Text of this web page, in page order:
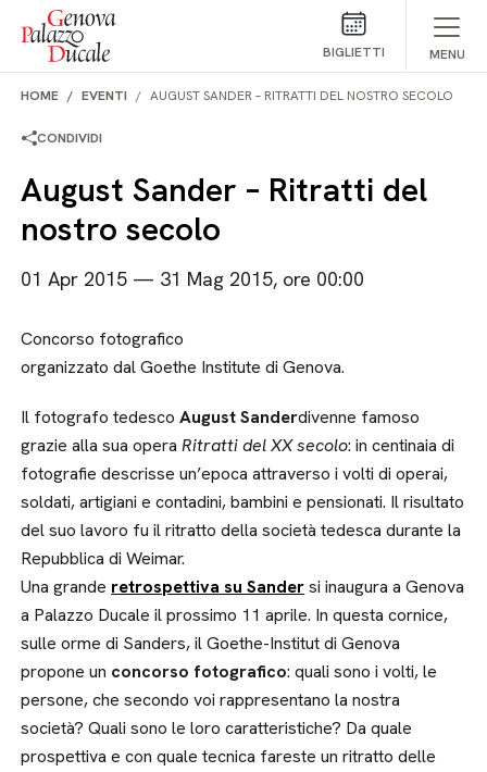
Salta al contenuto
BIGLIETTI MENU
HOME EVENTI AUGUST SANDER – RITRATTI DEL NOSTRO SECOLO
CONDIVIDI
August Sander – Ritratti del
nostro secolo
01 Apr 2015 — 31 Mag 2015, ore 00:00
Concorso fotografico
organizzato dal Goethe Institute di Genova.
Il fotografo tedescoAugust Sanderdivenne famoso
grazie alla sua operaRitratti del XX secolo: in centinaia di
fotografie descrisse un’epoca attraverso i volti di operai,
soldati, artigiani e contadini, bambini e pensionati. Il risultato
del suo lavoro fu il ritratto della società tedesca durante la
Repubblica di Weimar.
Una grande retrospettiva su Sandersi inaugura a Genova
a Palazzo Ducale il prossimo 11 aprile. In questa cornice,
sulle orme di Sanders, il Goethe-Institut di Genova
propone un concorso fotografico: quali sono i volti, le
persone, che secondo voi rappresentano la nostra
società? Quali sono le loro caratteristiche? Da quale
prospettiva e con quale tecnica fareste un ritratto delle